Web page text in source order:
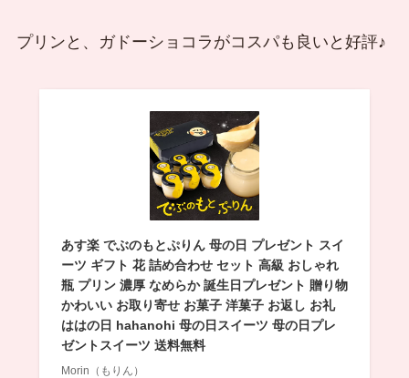
プリンと、ガドーショコラがコスパも良いと好評♪
あす楽 でぶのもとぷりん 母の日 プレゼント スイ
ーツ ギフト 花 詰め合わせ セット 高級 おしゃれ
瓶 プリン 濃厚 なめらか 誕生日プレゼント 贈り物
かわいい お取り寄せ お菓子 洋菓子 お返し お礼
ははの日 hahanohi 母の日スイーツ 母の日プレ
ゼントスイーツ 送料無料
Morin（もりん）